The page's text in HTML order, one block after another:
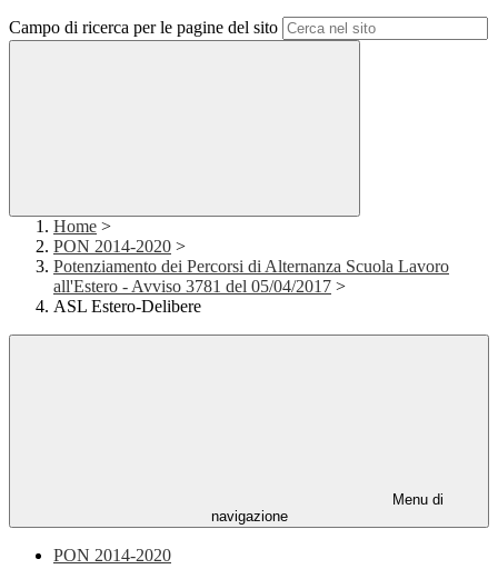
Campo di ricerca per le pagine del sito
Home >
PON 2014-2020 >
Potenziamento dei Percorsi di Alternanza Scuola Lavoro
all'Estero - Avviso 3781 del 05/04/2017 >
ASL Estero-Delibere
Menu di
navigazione
PON 2014-2020